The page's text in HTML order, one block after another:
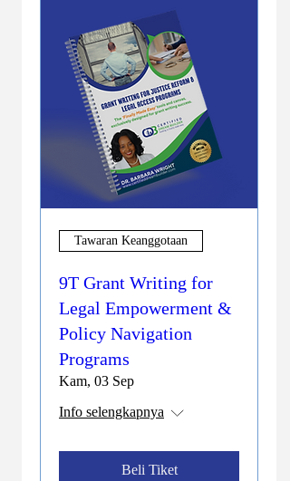
Tawaran Keanggotaan
9T Grant Writing for
Legal Empowerment &
Policy Navigation
Programs
Kam, 03 Sep
Info selengkapnya
Beli Tiket